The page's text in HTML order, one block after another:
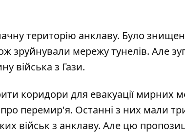
територію анклаву. Було
зруйнували мережу тунелів. Але
війська з Гази.
коридори для евакуації мирних
перемир'я. Останні з них мали
військ з анклаву. Але цю